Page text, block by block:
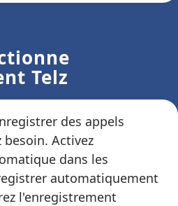
Telz
des appels
besoin. Activez
dans les
automatiquement
l'enregistrement